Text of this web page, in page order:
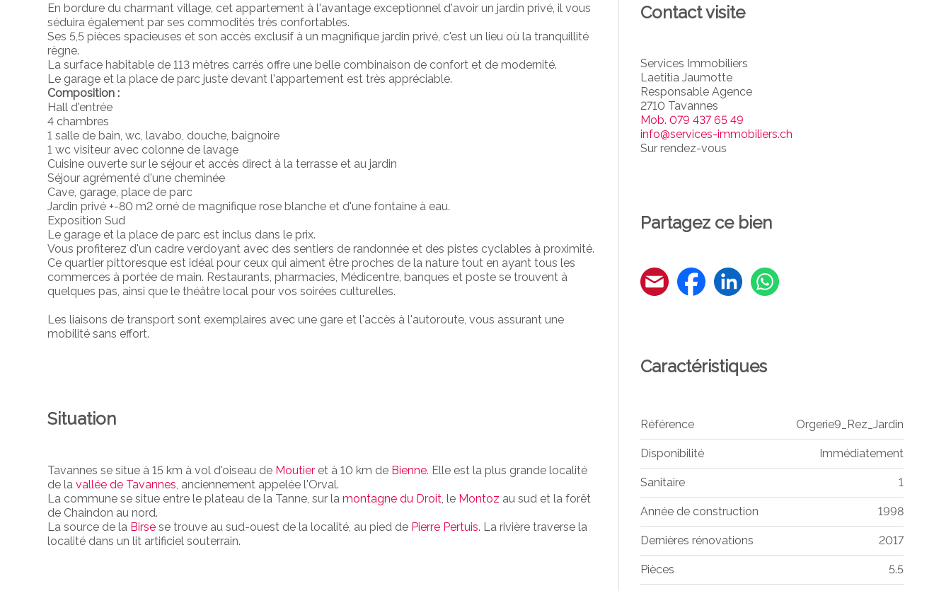
En bordure du charmant village, cet appartement à l'avantage exceptionnel d'avoir un jardin privé, il vous
séduira également par ses commodités très confortables.
Ses 5,5 pièces spacieuses et son accès exclusif à un magnifique jardin privé, c'est un lieu où la tranquillité
règne.
La surface habitable de 113 mètres carrés offre une belle combinaison de confort et de modernité.
Le garage et la place de parc juste devant l'appartement est très appréciable.
Composition :
Hall d'entrée
4 chambres
1 salle de bain, wc, lavabo, douche, baignoire
1 wc visiteur avec colonne de lavage
Cuisine ouverte sur le séjour et accès direct à la terrasse et au jardin
Séjour agrémenté d'une cheminée
Cave, garage, place de parc
Jardin privé +-80 m2 orné de magnifique rose blanche et d'une fontaine à eau.
Exposition Sud
Le garage et la place de parc est inclus dans le prix.
Vous profiterez d'un cadre verdoyant avec des sentiers de randonnée et des pistes cyclables à proximité.
Ce quartier pittoresque est idéal pour ceux qui aiment être proches de la nature tout en ayant tous les
commerces à portée de main. Restaurants, pharmacies, Médicentre, banques et poste se trouvent à
quelques pas, ainsi que le théâtre local pour vos soirées culturelles.
Les liaisons de transport sont exemplaires avec une gare et l'accès à l'autoroute, vous assurant une
mobilité sans effort.
Situation
Tavannes se situe à 15 km à vol d'oiseau de Moutier et à 10 km de Bienne. Elle est la plus grande localité
de lavallée de Tavannes, anciennement appelée l'Orval.
La commune se situe entre le plateau de la Tanne, sur lamontagne du Droit, le Montoz au sud et la forêt
de Chaindon au nord.
La source de la Birse se trouve au sud-ouest de la localité, au pied de Pierre Pertuis. La rivière traverse la
localité dans un lit artificiel souterrain.
Contact visite
Services Immobiliers
Laetitia Jaumotte
Responsable Agence
2710 Tavannes
Mob. 079 437 65 49
info@services-immobiliers.ch
Sur rendez-vous
Partagez ce bien
Caractéristiques
Référence Orgerie9_Rez_Jardin
Disponibilité Immédiatement
Sanitaire 1
Année de construction 1998
Dernières rénovations 2017
Pièces 5.5